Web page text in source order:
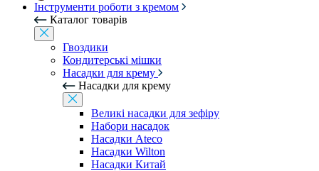
Інструменти роботи з кремом
Каталог товарів
Гвоздики
Кондитерські мішки
Насадки для крему
Насадки для крему
Великі насадки для зефіру
Набори насадок
Насадки Ateco
Насадки Wilton
Насадки Китай